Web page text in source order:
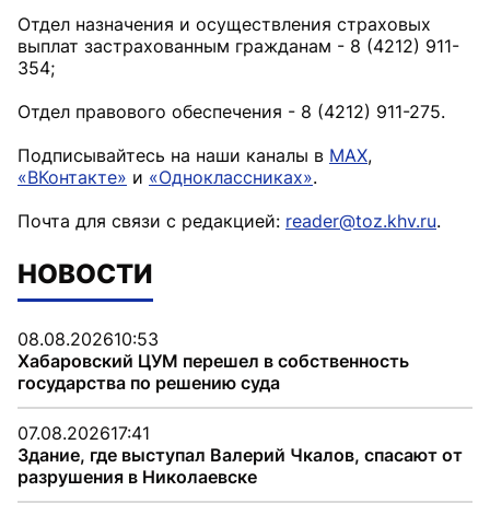
Отдел назначения и осуществления страховых
выплат застрахованным гражданам - 8 (4212) 911-
354;
Отдел правового обеспечения - 8 (4212) 911-275.
Подписывайтесь на наши каналы в MAX,
«ВКонтакте» и «Одноклассниках».
Почта для связи с редакцией: reader@toz.khv.ru.
НОВОСТИ
08.08.202610:53
Хабаровский ЦУМ перешел в собственность
государства по решению суда
07.08.202617:41
Здание, где выступал Валерий Чкалов, спасают от
разрушения в Николаевске